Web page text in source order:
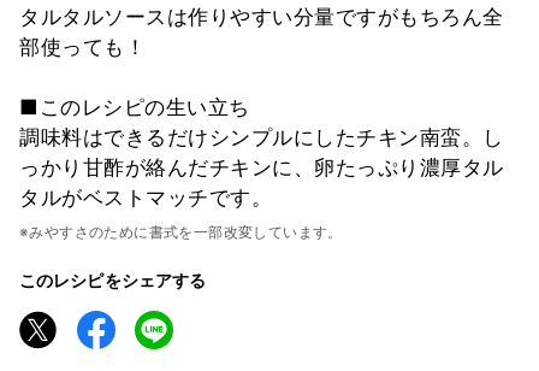
タルタルソースは作りやすい分量ですがもちろん全
部使っても！
■このレシピの生い立ち
調味料はできるだけシンプルにしたチキン南蛮。し
っかり甘酢が絡んだチキンに、卵たっぷり濃厚タル
タルがベストマッチです。
※みやすさのために書式を一部改変しています。
このレシピをシェアする